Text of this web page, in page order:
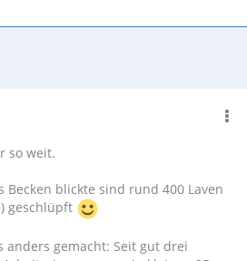
so weit.
blickte sind rund 400 Laven
geschlüpft
anders gemacht: Seit gut drei